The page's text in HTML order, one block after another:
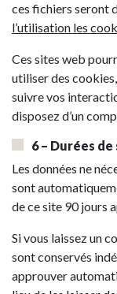
ces fichiers seront
l’utilisation les
Ces sites web
utiliser des
suivre vos
disposez d’un
6 – Durées
Les données ne
sont
de ce site 90 jours
Si vous laissez un
sont conservés
approuver